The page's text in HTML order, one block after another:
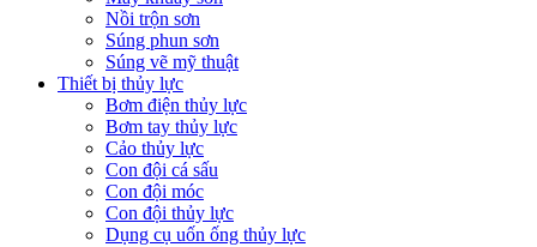
Nồi trộn sơn
Súng phun sơn
Súng vẽ mỹ thuật
Thiết bị thủy lực
Bơm điện thủy lực
Bơm tay thủy lực
Cảo thủy lực
Con đội cá sấu
Con đội móc
Con đội thủy lực
Dụng cụ uốn ống thủy lực